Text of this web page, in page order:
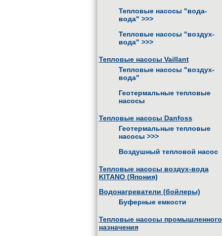
Тепловые насосы "вода-
вода" >>>
Тепловые насосы "воздух-
вода" >>>
Тепловые насосы Vaillant
Тепловые насосы "воздух-
вода"
Геотермальные тепловые
насосы
Тепловые насосы Danfoss
Геотермальные тепловые
насосы >>>
Воздушный тепловой насос
Тепловые насосы воздух-вода
KITANO (Япония)
Водонагреватели (бойлеры)
Буферные емкости
Тепловые насосы промышленного
назначения